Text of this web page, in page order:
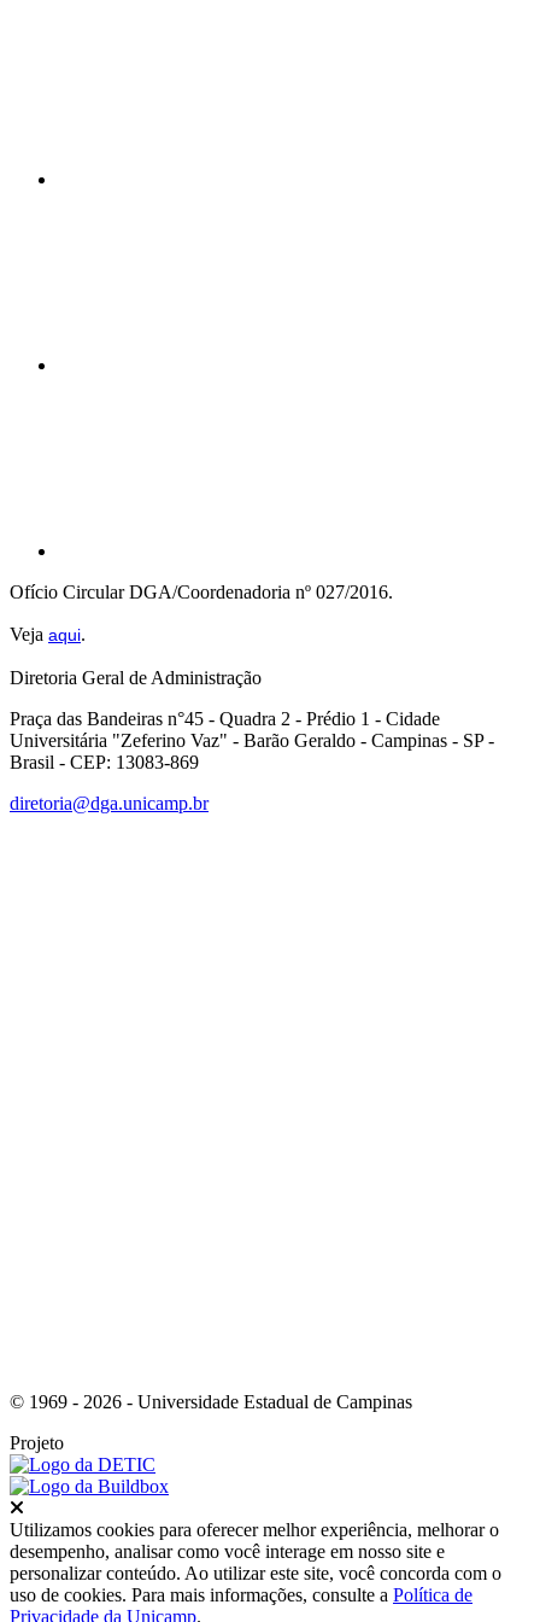
Ofício Circular DGA/Coordenadoria nº 027/2016.
Veja aqui.
Diretoria Geral de Administração
Praça das Bandeiras n°45 - Quadra 2 - Prédio 1 - Cidade
Universitária "Zeferino Vaz" - Barão Geraldo - Campinas - SP -
Brasil - CEP: 13083-869
diretoria@dga.unicamp.br
© 1969 - 2026 - Universidade Estadual de Campinas
Projeto
Utilizamos cookies para oferecer melhor experiência, melhorar o
desempenho, analisar como você interage em nosso site e
personalizar conteúdo. Ao utilizar este site, você concorda com o
uso de cookies. Para mais informações, consulte a Política de
Privacidade da Unicamp.